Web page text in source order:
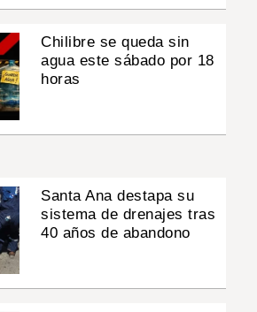
Chilibre se queda sin
agua este sábado por 18
horas
Santa Ana destapa su
sistema de drenajes tras
40 años de abandono